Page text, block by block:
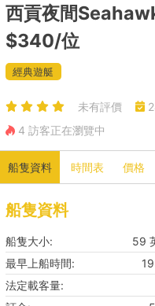
西貢夜間
$340/位
經典遊艇
未有評價
4 訪客正在瀏覽中
船隻資料 時間表 價格
船隻資料
船隻大小: 59
最早上船時間:
法定載客量: